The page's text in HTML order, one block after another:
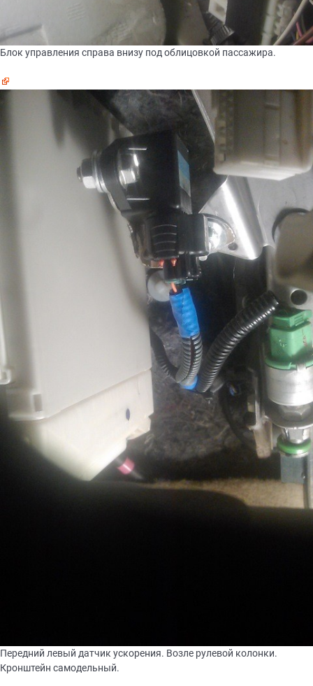
Блок управления справа внизу под облицовкой пассажира.
Передний левый датчик ускорения. Возле рулевой колонки.
Кронштейн самодельный.